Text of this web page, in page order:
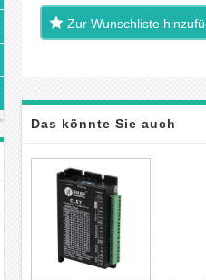
Zur Wunschliste
Das könnte Sie auch
interessieren